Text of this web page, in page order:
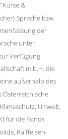
&
Sprache bzw.
der
unter
Verfügung.
m.b.H. die
außerhalb des
Österreichische
Umwelt,
für die Fonds
Raiffeisen-